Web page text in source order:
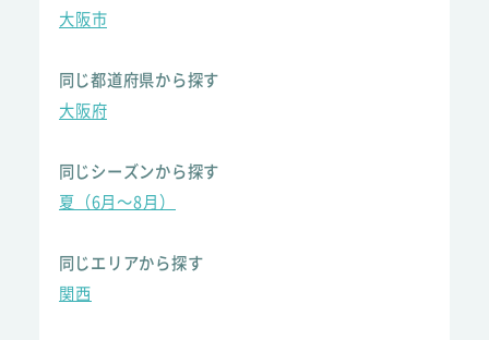
大阪市
同じ都道府県から探す
大阪府
同じシーズンから探す
夏（6月～8月）
同じエリアから探す
関西